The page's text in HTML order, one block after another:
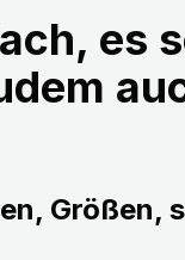
es
Größen,